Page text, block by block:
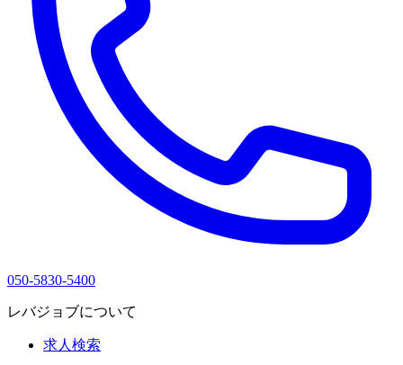
050-5830-5400
レバジョブについて
求人検索